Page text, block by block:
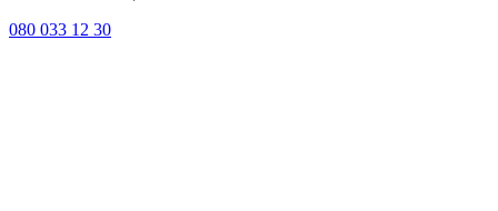
080 033 12 30